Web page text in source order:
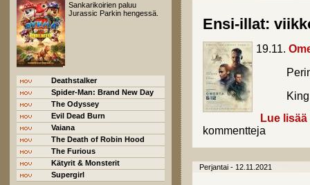
Sankarikoirien paluu
Jurassic Parkin hengessä.
Deathstalker
Spider-Man: Brand New Day
The Odyssey
Evil Dead Burn
Vaiana
The Death of Robin Hood
The Furious
Kätyrit & Monsterit
Supergirl
Ensi-illat:
19.11.
King
Lue lisää
kommentteja
Perjantai - 12.11.2021